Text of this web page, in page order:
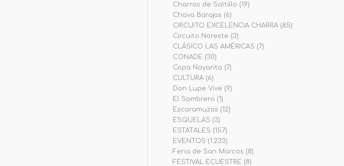
Charros de Saltillo (19)
Chava Barajas (6)
CIRCUITO EXCELENCIA CHARRA (85)
Circuito Noreste (3)
CLÁSICO LAS AMÉRICAS (7)
CONADE (30)
Copa Nayarita (7)
CULTURA (6)
Don Lupe Vive (9)
El Sombrero (1)
Escaramuzas (12)
ESQUELAS (3)
ESTATALES (157)
EVENTOS (1.233)
Feria de San Marcos (8)
FESTIVAL ECUESTRE (8)